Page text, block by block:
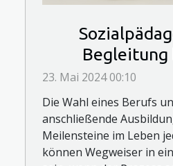
Begleitung
23. Mai 2024 00:10
Die Wahl eines Berufs
anschließende
Meilensteine im Leben
können Wegweiser in